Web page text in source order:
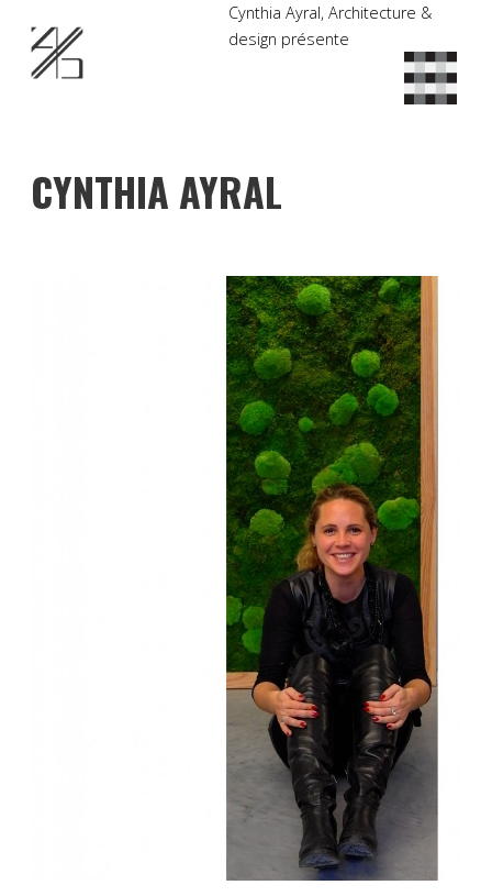
Cynthia Ayral, Architecture &
design présente
CYNTHIA AYRAL